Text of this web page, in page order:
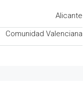
Alicante
Comunidad Valenciana